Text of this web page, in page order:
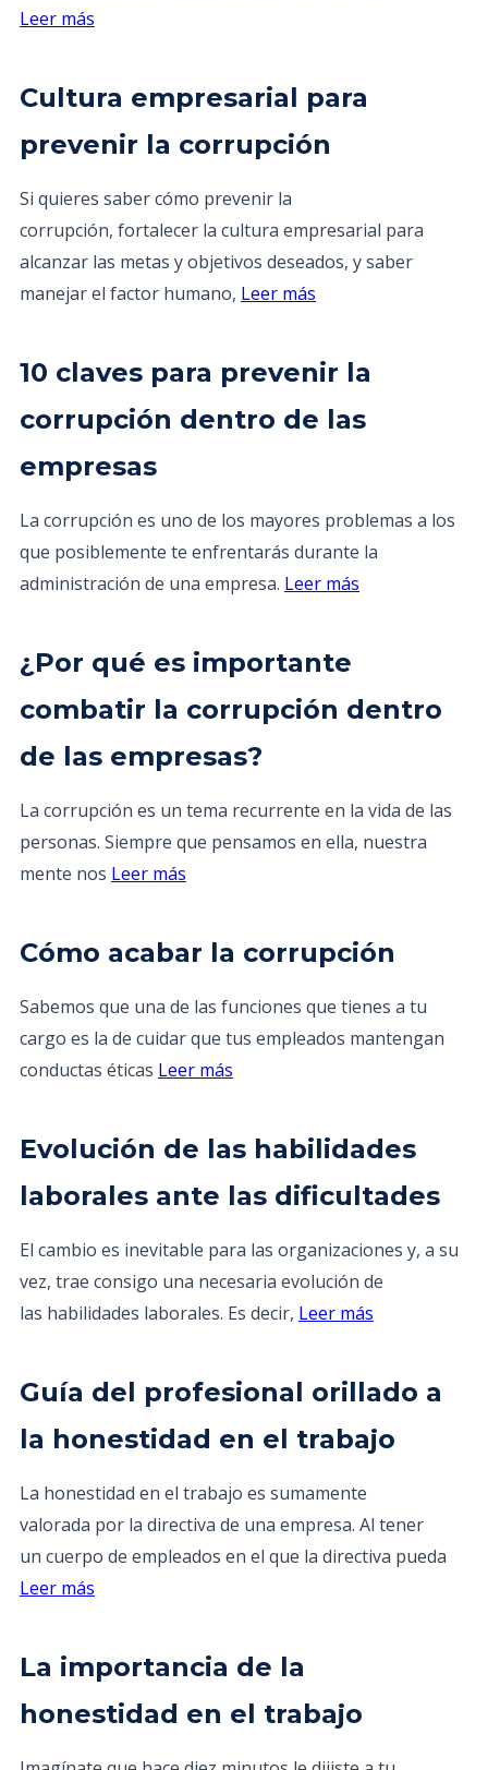
Leer más
Cultura empresarial para
prevenir la corrupción
Si quieres saber cómo prevenir la
corrupción, fortalecer la cultura empresarial para
alcanzar las metas y objetivos deseados, y saber
manejar el factor humano, Leer más
10 claves para prevenir la
corrupción dentro de las
empresas
La corrupción es uno de los mayores problemas a los
que posiblemente te enfrentarás durante la
administración de una empresa. Leer más
¿Por qué es importante
combatir la corrupción dentro
de las empresas?
La corrupción es un tema recurrente en la vida de las
personas. Siempre que pensamos en ella, nuestra
mente nos Leer más
Cómo acabar la corrupción
Sabemos que una de las funciones que tienes a tu
cargo es la de cuidar que tus empleados mantengan
conductas éticas Leer más
Evolución de las habilidades
laborales ante las dificultades
El cambio es inevitable para las organizaciones y, a su
vez, trae consigo una necesaria evolución de
las habilidades laborales. Es decir, Leer más
Guía del profesional orillado a
la honestidad en el trabajo
La honestidad en el trabajo es sumamente
valorada por la directiva de una empresa. Al tener
un cuerpo de empleados en el que la directiva pueda
Leer más
La importancia de la
honestidad en el trabajo